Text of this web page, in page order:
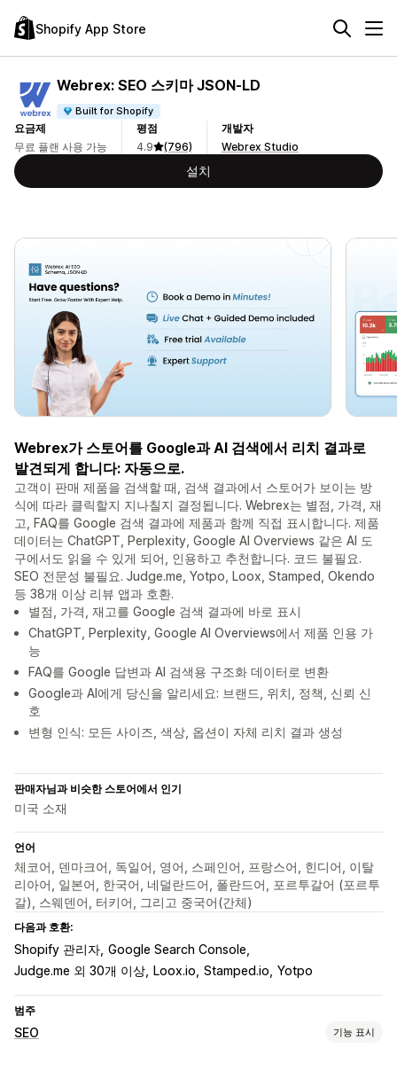
Shopify App Store
Webrex: SEO 스키마 JSON‑LD
Built for Shopify
요금제
무료 플랜 사용 가능
평점
4.9
(796)
개발자
Webrex Studio
설치
Webrex가 스토어를 Google과 AI 검색에서 리치 결과로
발견되게 합니다: 자동으로.
고객이 판매 제품을 검색할 때, 검색 결과에서 스토어가 보이는 방
식에 따라 클릭할지 지나칠지 결정됩니다. Webrex는 별점, 가격, 재
고, FAQ를 Google 검색 결과에 제품과 함께 직접 표시합니다. 제품
데이터는 ChatGPT, Perplexity, Google AI Overviews 같은 AI 도
구에서도 읽을 수 있게 되어, 인용하고 추천합니다. 코드 불필요.
SEO 전문성 불필요. Judge.me, Yotpo, Loox, Stamped, Okendo
등 38개 이상 리뷰 앱과 호환.
별점, 가격, 재고를 Google 검색 결과에 바로 표시
ChatGPT, Perplexity, Google AI Overviews에서 제품 인용 가
능
FAQ를 Google 답변과 AI 검색용 구조화 데이터로 변환
Google과 AI에게 당신을 알리세요: 브랜드, 위치, 정책, 신뢰 신
호
변형 인식: 모든 사이즈, 색상, 옵션이 자체 리치 결과 생성
판매자님과 비슷한 스토어에서 인기
미국 소재
언어
체코어, 덴마크어, 독일어, 영어, 스페인어, 프랑스어, 힌디어, 이탈
리아어, 일본어, 한국어, 네덜란드어, 폴란드어, 포르투갈어 (포르투
갈), 스웨덴어, 터키어, 그리고 중국어(간체)
다음과 호환:
Shopify 관리자 Google Search Console
Judge.me 외 30개 이상
Loox.io Stamped.io Yotpo
범주
SEO 기능 표시